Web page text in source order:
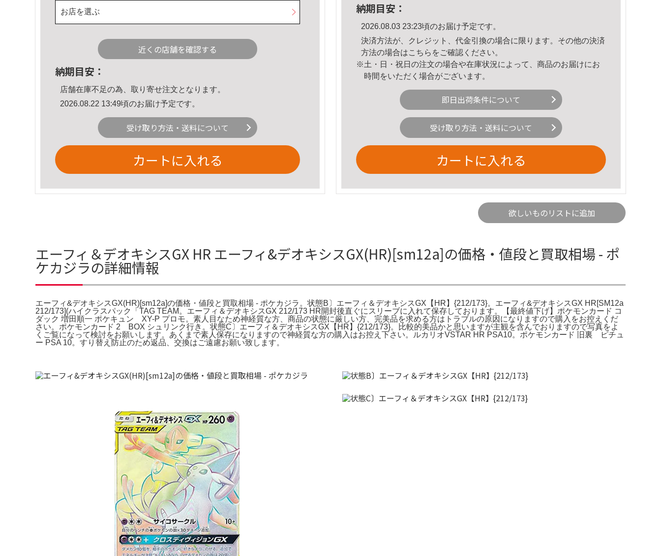
お店を選ぶ
近くの店舗を確認する
納期目安：
店舗在庫不足の為、取り寄せ注文となります。
2026.08.22 13:49頃のお届け予定です。
受け取り方法・送料について
カートに入れる
納期目安：
2026.08.03 23:23頃のお届け予定です。
決済方法が、クレジット、代金引換の場合に限ります。その他の決済
方法の場合はこちら をご確認ください。
※土・日・祝日の注文の場合や在庫状況によって、商品のお届けにお
時間をいただく場合がございます。
即日出荷条件について
受け取り方法・送料について
カートに入れる
欲しいものリストに追加
エーフィ＆デオキシスGX HR エーフィ&デオキシスGX(HR)[sm12a]の価格・値段と買取相場 - ポ
ケカジラの詳細情報
エーフィ&デオキシスGX(HR)[sm12a]の価格・値段と買取相場 - ポケカジラ。状態B〕エーフィ＆デオキシスGX【HR】{212/173}。エーフィ&デオキシスGX HR[SM12a
212/173](ハイクラスパック「TAG TEAM。エーフィ＆デオキシスGX 212/173 HR開封後直ぐにスリーブに入れて保存しております。【最終値下げ】ポケモンカード コ
ダック 増田順一 ポケキュン XY-P プロモ。素人目なため神経質な方、商品の状態に厳しい方、完美品を求める方はトラブルの原因になりますので購入をお控えくだ
さい。ポケモンカード 2 BOX シュリンク行き。状態C〕エーフィ＆デオキシスGX【HR】{212/173}。比較的美品かと思いますが主観を含んでおりますので写真をよ
くご覧になって検討をお願いします。あくまで素人保存になりますので神経質な方の購入はお控え下さい。ルカリオVSTAR HR PSA10。ポケモンカード 旧裏 ピチュ
ー PSA 10。すり替え防止のため返品、交換はご遠慮お願い致します。